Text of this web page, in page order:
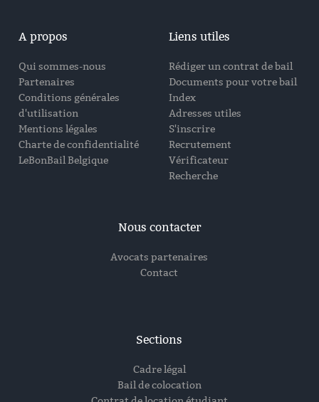
A propos
Qui sommes-nous
Partenaires
Conditions générales
d'utilisation
Mentions légales
Charte de confidentialité
LeBonBail Belgique
Liens utiles
Rédiger un contrat de bail
Documents pour votre bail
Index
Adresses utiles
S'inscrire
Recrutement
Vérificateur
Recherche
Nous contacter
Avocats partenaires
Contact
Sections
Cadre légal
Bail de colocation